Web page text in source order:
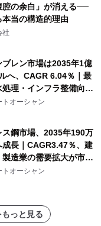
腔の余白」が消える──
当の構造的理由
社
ブレン市場は2035年1億
へ、CAGR 6.04％｜最
理・インフラ整備向け
オーシャン
ス鋼市場、2035年190万
成長｜CAGR3.47％、建
造業の需要拡大が市場
オーシャン
っと見る